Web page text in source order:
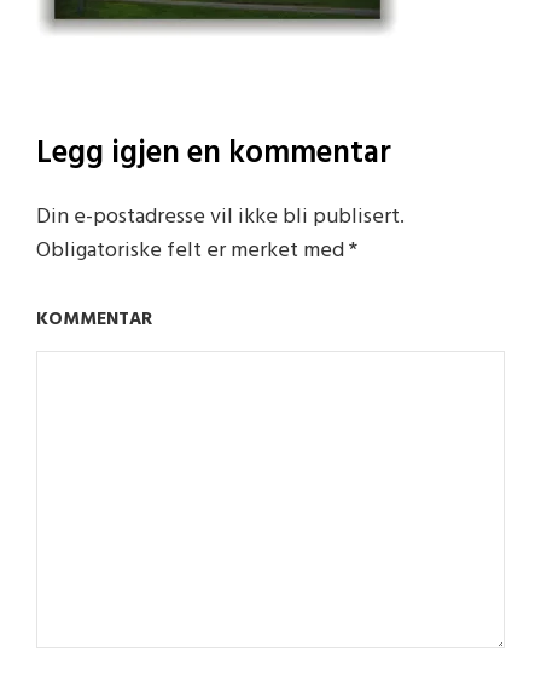
Legg igjen en kommentar
Din e-postadresse vil ikke bli publisert.
Obligatoriske felt er merket med*
KOMMENTAR